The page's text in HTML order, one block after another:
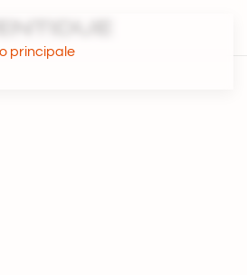
principale